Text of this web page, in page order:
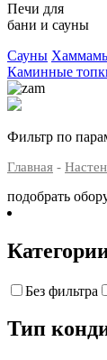
Печи для
бани и сауны
Сауны
Каминные
Фильтр по
Главная -
подобрать
Без фильтра
Тип